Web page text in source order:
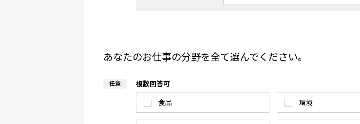
あなたのお仕事の分野を全て選んでください。
複数回答可
食品 環境